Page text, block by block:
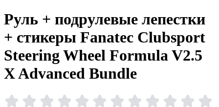
Руль + подрулевые лепестки
+ стикеры Fanatec Clubsport
Steering Wheel Formula V2.5
X Advanced Bundle